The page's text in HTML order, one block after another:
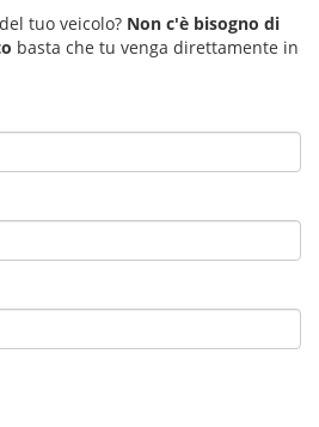
del tuo veicolo? Non c'è bisogno di
basta che tu venga direttamente in